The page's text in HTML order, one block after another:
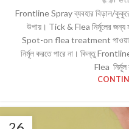
Frontline Spray ব্যবহার বিড়াল/
উপায়। Tick & Flea নির্মূলের জন্য
Spot-on flea treatment পাওয়া
নির্মূল করতে পারে না। কিন্তু
Flea নির্মূল